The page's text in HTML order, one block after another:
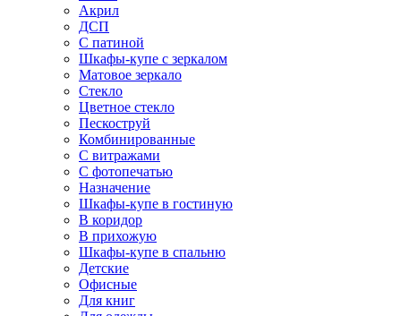
Акрил
ДСП
С патиной
Шкафы-купе с зеркалом
Матовое зеркало
Стекло
Цветное стекло
Пескоструй
Комбинированные
С витражами
С фотопечатью
Назначение
Шкафы-купе в гостиную
В коридор
В прихожую
Шкафы-купе в спальню
Детские
Офисные
Для книг